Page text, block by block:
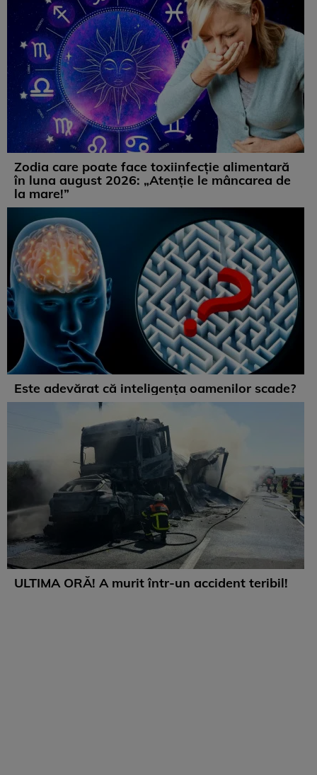
Zodia care poate face toxiinfecție alimentară
în luna august 2026: „Atenție le mâncarea de
la mare!”
Este adevărat că inteligența oamenilor scade?
ULTIMA ORĂ! A murit într-un accident teribil!